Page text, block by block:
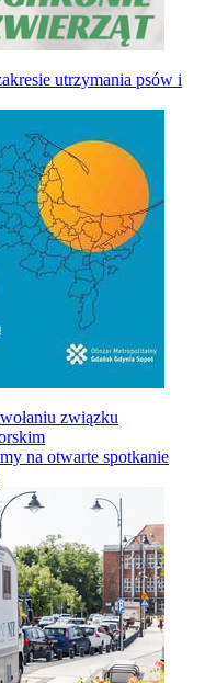
utrzymania psów i
związku
na otwarte spotkanie